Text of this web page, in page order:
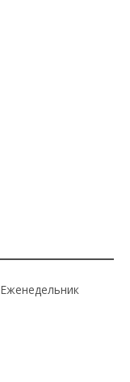
Еженедельник